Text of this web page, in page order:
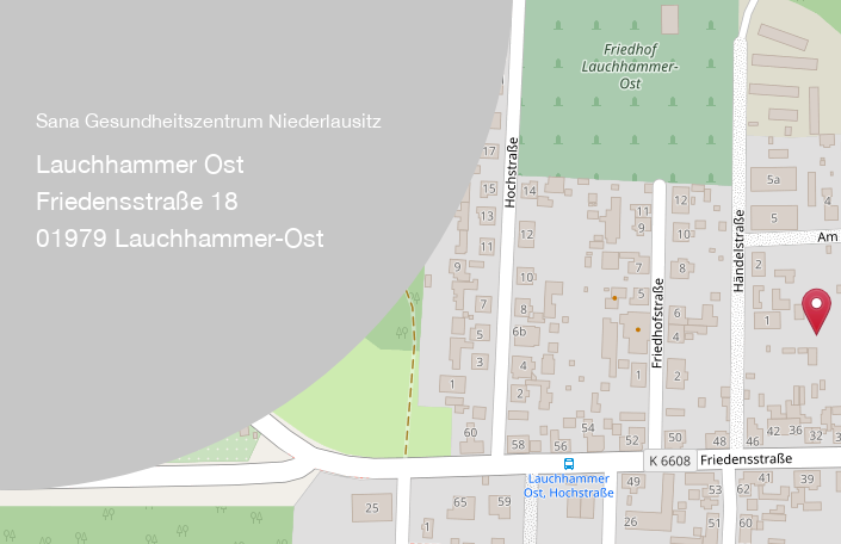
Sana Gesundheitszentrum Niederlausitz
Lauchhammer Ost
Friedensstraße 18
01979 Lauchhammer-Ost